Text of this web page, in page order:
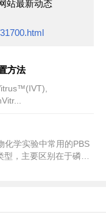
站最新动态
方法
化学实验中常用的PBS
，主要区别在于磷酸